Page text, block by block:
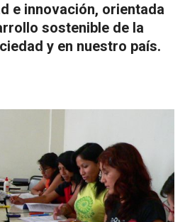
e innovación, orientada
sostenible de la
y en nuestro país.